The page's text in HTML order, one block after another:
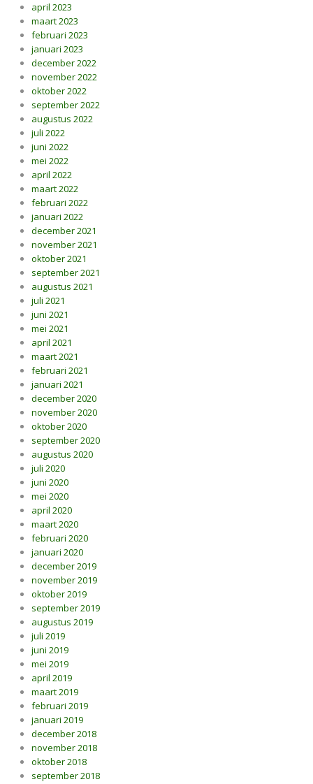
april 2023
maart 2023
februari 2023
januari 2023
december 2022
november 2022
oktober 2022
september 2022
augustus 2022
juli 2022
juni 2022
mei 2022
april 2022
maart 2022
februari 2022
januari 2022
december 2021
november 2021
oktober 2021
september 2021
augustus 2021
juli 2021
juni 2021
mei 2021
april 2021
maart 2021
februari 2021
januari 2021
december 2020
november 2020
oktober 2020
september 2020
augustus 2020
juli 2020
juni 2020
mei 2020
april 2020
maart 2020
februari 2020
januari 2020
december 2019
november 2019
oktober 2019
september 2019
augustus 2019
juli 2019
juni 2019
mei 2019
april 2019
maart 2019
februari 2019
januari 2019
december 2018
november 2018
oktober 2018
september 2018